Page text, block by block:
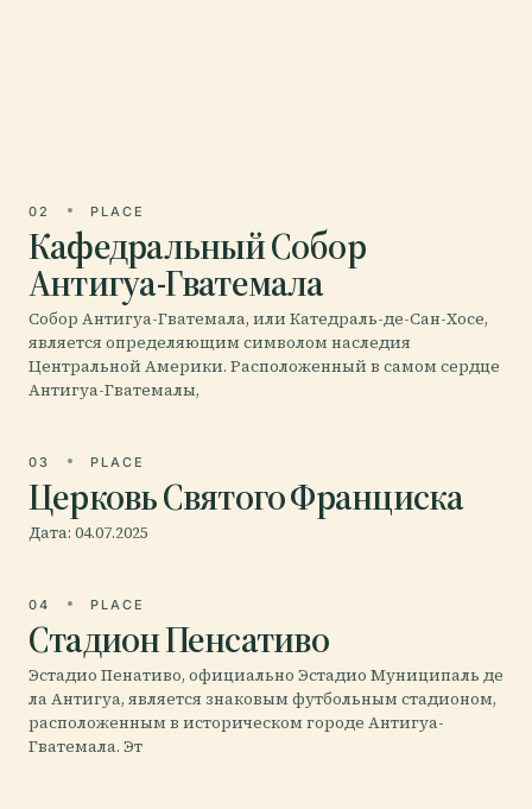
02 PLACE
Кафедральный Собор
Антигуа-Гватемала
Собор Антигуа-Гватемала, или Катедраль-де-Сан-Хосе,
является определяющим символом наследия
Центральной Америки. Расположенный в самом сердце
Антигуа-Гватемалы,
03 PLACE
Церковь Святого Франциска
Дата: 04.07.2025
04 PLACE
Стадион Пенсативо
Эстадио Пенативо, официально Эстадио Муниципаль де
ла Антигуа, является знаковым футбольным стадионом,
расположенным в историческом городе Антигуа-
Гватемала. Эт